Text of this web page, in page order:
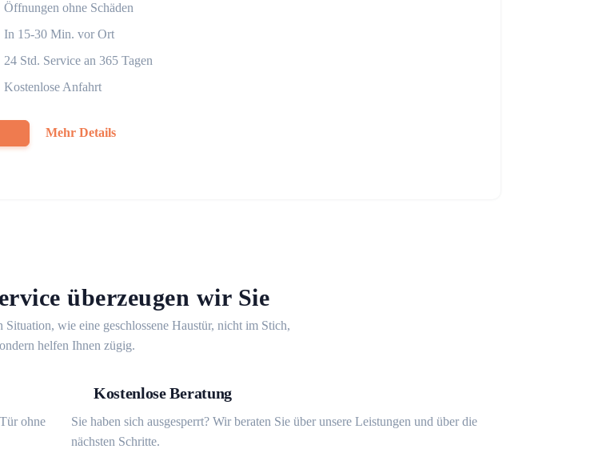
Öffnungen ohne Schäden
In 15-30 Min. vor Ort
24 Std. Service an 365 Tagen
Kostenlose Anfahrt
Mehr Details
überzeugen wir Sie
Situation, wie eine geschlossene Haustür, nicht im Stich,
helfen Ihnen zügig.
ohne
Kostenlose Beratung
Sie haben sich ausgesperrt? Wir beraten Sie über unsere Leistungen und über die
nächsten Schritte.